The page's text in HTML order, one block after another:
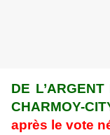
DE
CHARMOY-
après le vote